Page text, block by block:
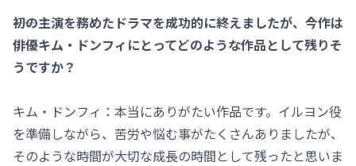
――初の主演を務めたドラマを成功的に終えましたが、今作は
俳優キム・ドンフィにとってどのような作品として残りそ
うですか？
キム・ドンフィ：本当にありがたい作品です。イルヨン役
を準備しながら、苦労や悩む事がたくさんありましたが、
そのような時間が大切な成長の時間として残ったと思いま